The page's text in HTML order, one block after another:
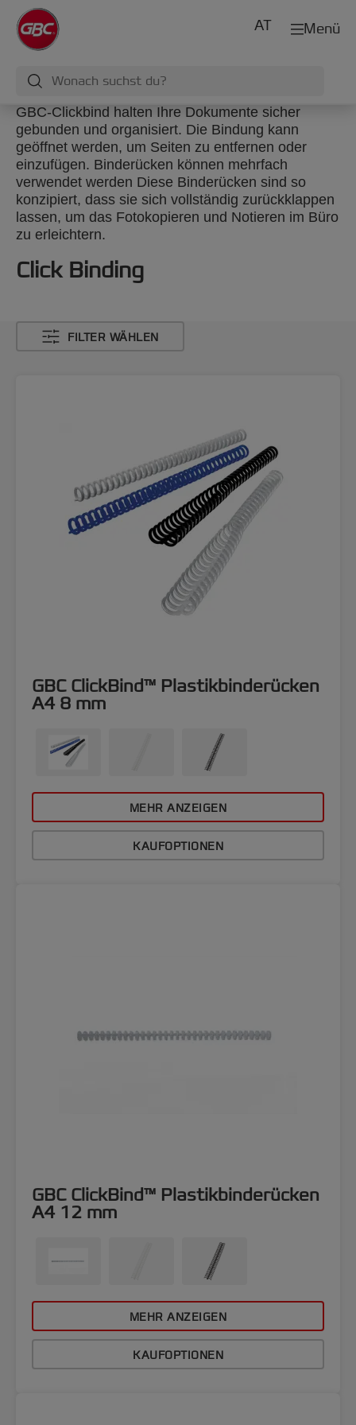
Menü
AT
GBC-Clickbind halten Ihre Dokumente sicher
gebunden und organisiert. Die Bindung kann
geöffnet werden, um Seiten zu entfernen oder
einzufügen. Binderücken können mehrfach
verwendet werden Diese Binderücken sind so
konzipiert, dass sie sich vollständig zurückklappen
lassen, um das Fotokopieren und Notieren im Büro
zu erleichtern.
Click Binding
FILTER WÄHLEN
GBC ClickBind™ Plastikbinderücken
A4 8 mm
MEHR ANZEIGEN
KAUFOPTIONEN
GBC ClickBind™ Plastikbinderücken
A4 12 mm
MEHR ANZEIGEN
KAUFOPTIONEN